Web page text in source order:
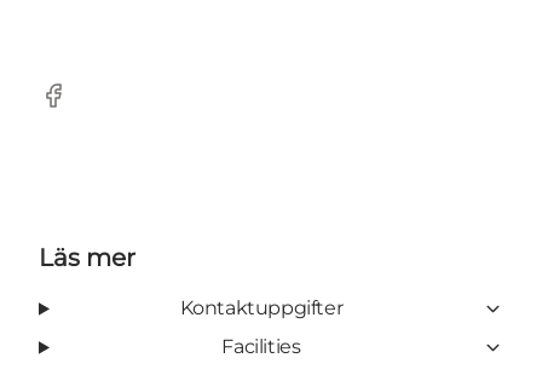
Facebook
Läs mer
Kontaktuppgifter
Facilities